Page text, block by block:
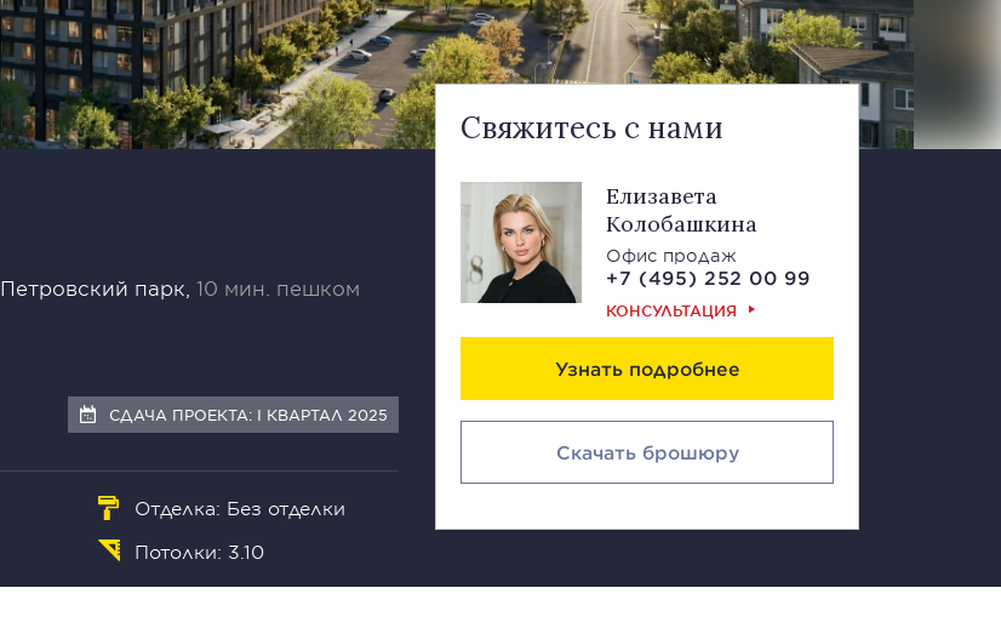
Петровский парк 10 мин. пешком
СДАЧА ПРОЕКТА: I КВАРТАЛ 2025
Отделка: Без отделки
Потолки: 3.10
Свяжитесь с нами
Елизавета
Колобашкина
Офис продаж
+7 (495) 252 00 99
КОНСУЛЬТАЦИЯ
Узнать подробнее
Скачать брошюру